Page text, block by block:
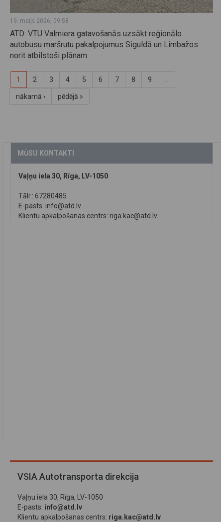
19. maijs 2026, 09:58
ATD: VTU Valmiera gatavošanās uzsākt reģionālo
autobusu maršrutu pakalpojumus Siguldā un Limbažos
norit atbilstoši plānam
1 2 3 4 5 6 7 8 9 …
nākamā › pēdējā »
MŪSU KONTAKTI
Vaļņu iela 30, Rīga, LV-1050
Tālr.: 67280485
E-pasts: info@atd.lv
Klientu apkalpošanas centrs: riga.kac@atd.lv
VSIA Autotransporta direkcija
Vaļņu iela 30, Rīga, LV-1050
E-pasts: info@atd.lv
Klientu apkalpošanas centrs: riga.kac@atd.lv